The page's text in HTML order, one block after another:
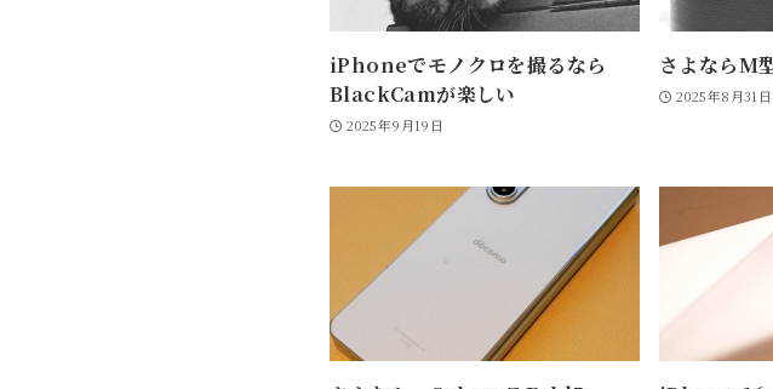
iPhoneでモノクロを撮るなら
BlackCamが楽しい
2025年9月19日
さよならM
2025年8月31日